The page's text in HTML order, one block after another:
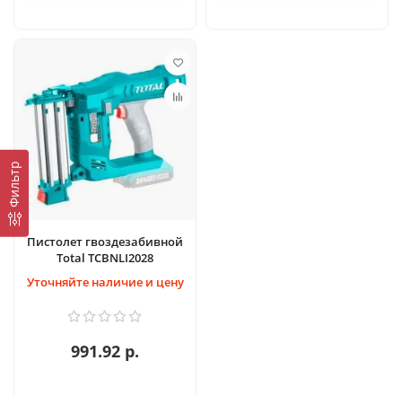
Фильтр
Пистолет гвоздезабивной
Total TCBNLI2028
Уточняйте наличие и цену
991.92 р.